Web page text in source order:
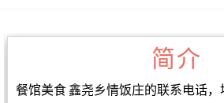
简介
餐馆美食 鑫尧乡情饭庄的联系电话